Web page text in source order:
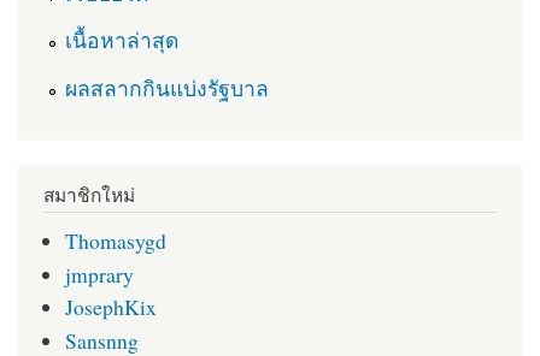
เนื้อหาล่าสุด
ผลสลากกินแบ่งรัฐบาล
สมาชิกใหม่
Thomasygd
jmprary
JosephKix
Sansnng